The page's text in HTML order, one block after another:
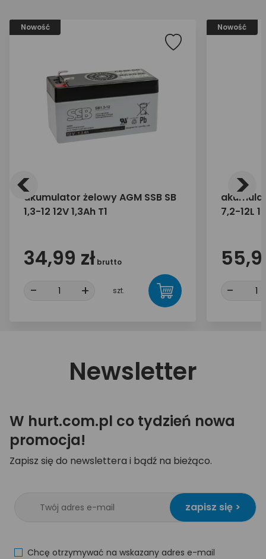
Nowość
akumulator żelowy AGM SSB SB
1,3-12 12V 1,3Ah T1
34,99 zł brutto
- + szt.
Nowość
7,2-12L
-
< >
Newsletter
W hurt.com.pl co tydzień nowa
promocja!
Zapisz się do newslettera i bądź na bieżąco.
zapisz się >
Chcę otrzymywać na wskazany adres e-mail